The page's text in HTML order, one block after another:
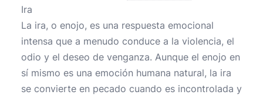
Ira
La ira, o enojo, es una respuesta emocional
intensa que a menudo conduce a la violencia, el
odio y el deseo de venganza. Aunque el enojo en
sí mismo es una emoción humana natural, la ira
se convierte en pecado cuando es incontrolada y